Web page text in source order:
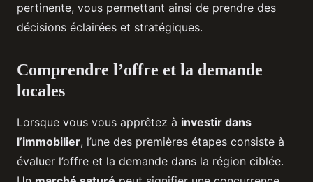
pertinente, vous permettant ainsi de prendre des
décisions éclairées et stratégiques.
Comprendre l’offre et la demande
locales
Lorsque vous vous apprêtez à investir dans
l’immobilier, l’une des premières étapes consiste à
évaluer l’offre et la demande dans la région ciblée.